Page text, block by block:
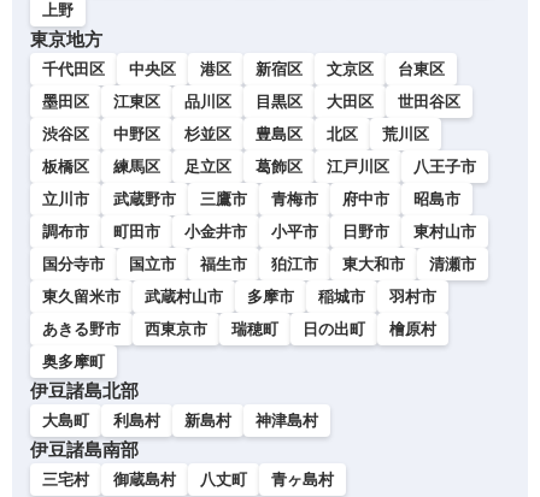
上野
東京地方
千代田区 中央区 港区 新宿区 文京区
台東区
墨田区
江東区 品川区 目黒区 大田区
世田谷区
渋谷区
中野区 杉並区 豊島区 北区
荒川区
板橋区
練馬区 足立区 葛飾区 江戸川区
八王子市
立川市
武蔵野市 三鷹市 青梅市 府中市
昭島市
調布市
町田市 小金井市 小平市 日野市
東村山市
国分寺市
国立市 福生市 狛江市 東大和市
清瀬市
東久留米市
武蔵村山市 多摩市 稲城市
羽村市
あきる野市
西東京市 瑞穂町 日の出町
檜原村
奥多摩町
伊豆諸島北部
大島町 利島村 新島村 神津島村
伊豆諸島南部
三宅村 御蔵島村 八丈町 青ヶ島村